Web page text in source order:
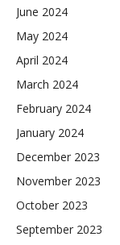
June 2024
May 2024
April 2024
March 2024
February 2024
January 2024
December 2023
November 2023
October 2023
September 2023